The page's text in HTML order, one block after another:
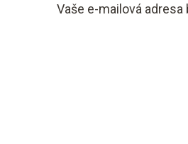
Vaše e-mailová